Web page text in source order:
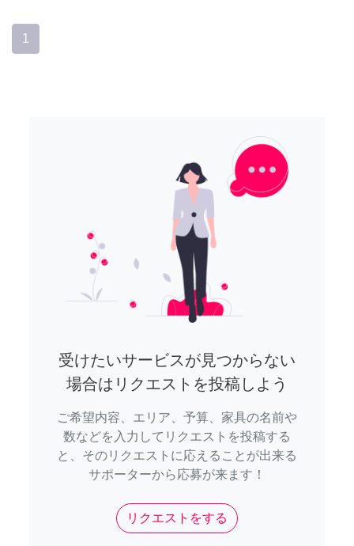
1
受けたいサービスが見つからない
場合はリクエストを投稿しよう
ご希望内容、エリア、予算、家具の名前や
数などを入力してリクエストを投稿する
と、そのリクエストに応えることが出来る
サポーターから応募が来ます！
リクエストをする